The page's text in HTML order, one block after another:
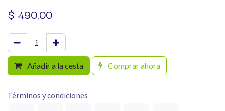
$ 490,00
Añadir a la cesta Comprar ahora
Términos y condiciones